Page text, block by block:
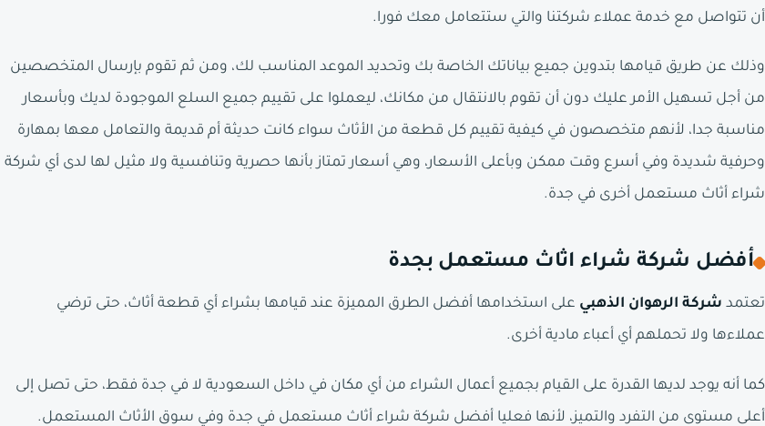
أن تتواصل مع خدمة عملاء شركتنا والتي ستتعامل معك فورا.
وذلك عن طريق قيامها بتدوين جميع بياناتك الخاصة بك وتحديد الموعد المناسب لك، ومن ثم تقوم بإرسال المتخصصين
من أجل تسهيل الأمر عليك دون أن تقوم بالانتقال من مكانك، ليعملوا على تقييم جميع السلع الموجودة لديك وبأسعار
مناسبة جدا، لأنهم متخصصون في كيفية تقييم كل قطعة من الأثاث سواء كانت حديثة أم قديمة والتعامل معها بمهارة
وحرفية شديدة وفي أسرع وقت ممكن وبأعلى الأسعار، وهي أسعار تمتاز بأنها حصرية وتنافسية ولا مثيل لها لدى أي شركة
شراء أثاث مستعمل أخرى في جدة.
أفضل شركة شراء اثاث مستعمل بجدة
تعتمد شركة الرهوان الذهبي على استخدامها أفضل الطرق المميزة عند قيامها بشراء أي قطعة أثاث، حتى ترضي
عملاءها ولا تحملهم أي أعباء مادية أخرى.
كما أنه يوجد لديها القدرة على القيام بجميع أعمال الشراء من أي مكان في داخل السعودية لا في جدة فقط، حتى تصل إلى
أعلى مستوى من التفرد والتميز، لأنها فعليا أفضل شركة شراء أثاث مستعمل في جدة وفي سوق الأثاث المستعمل.